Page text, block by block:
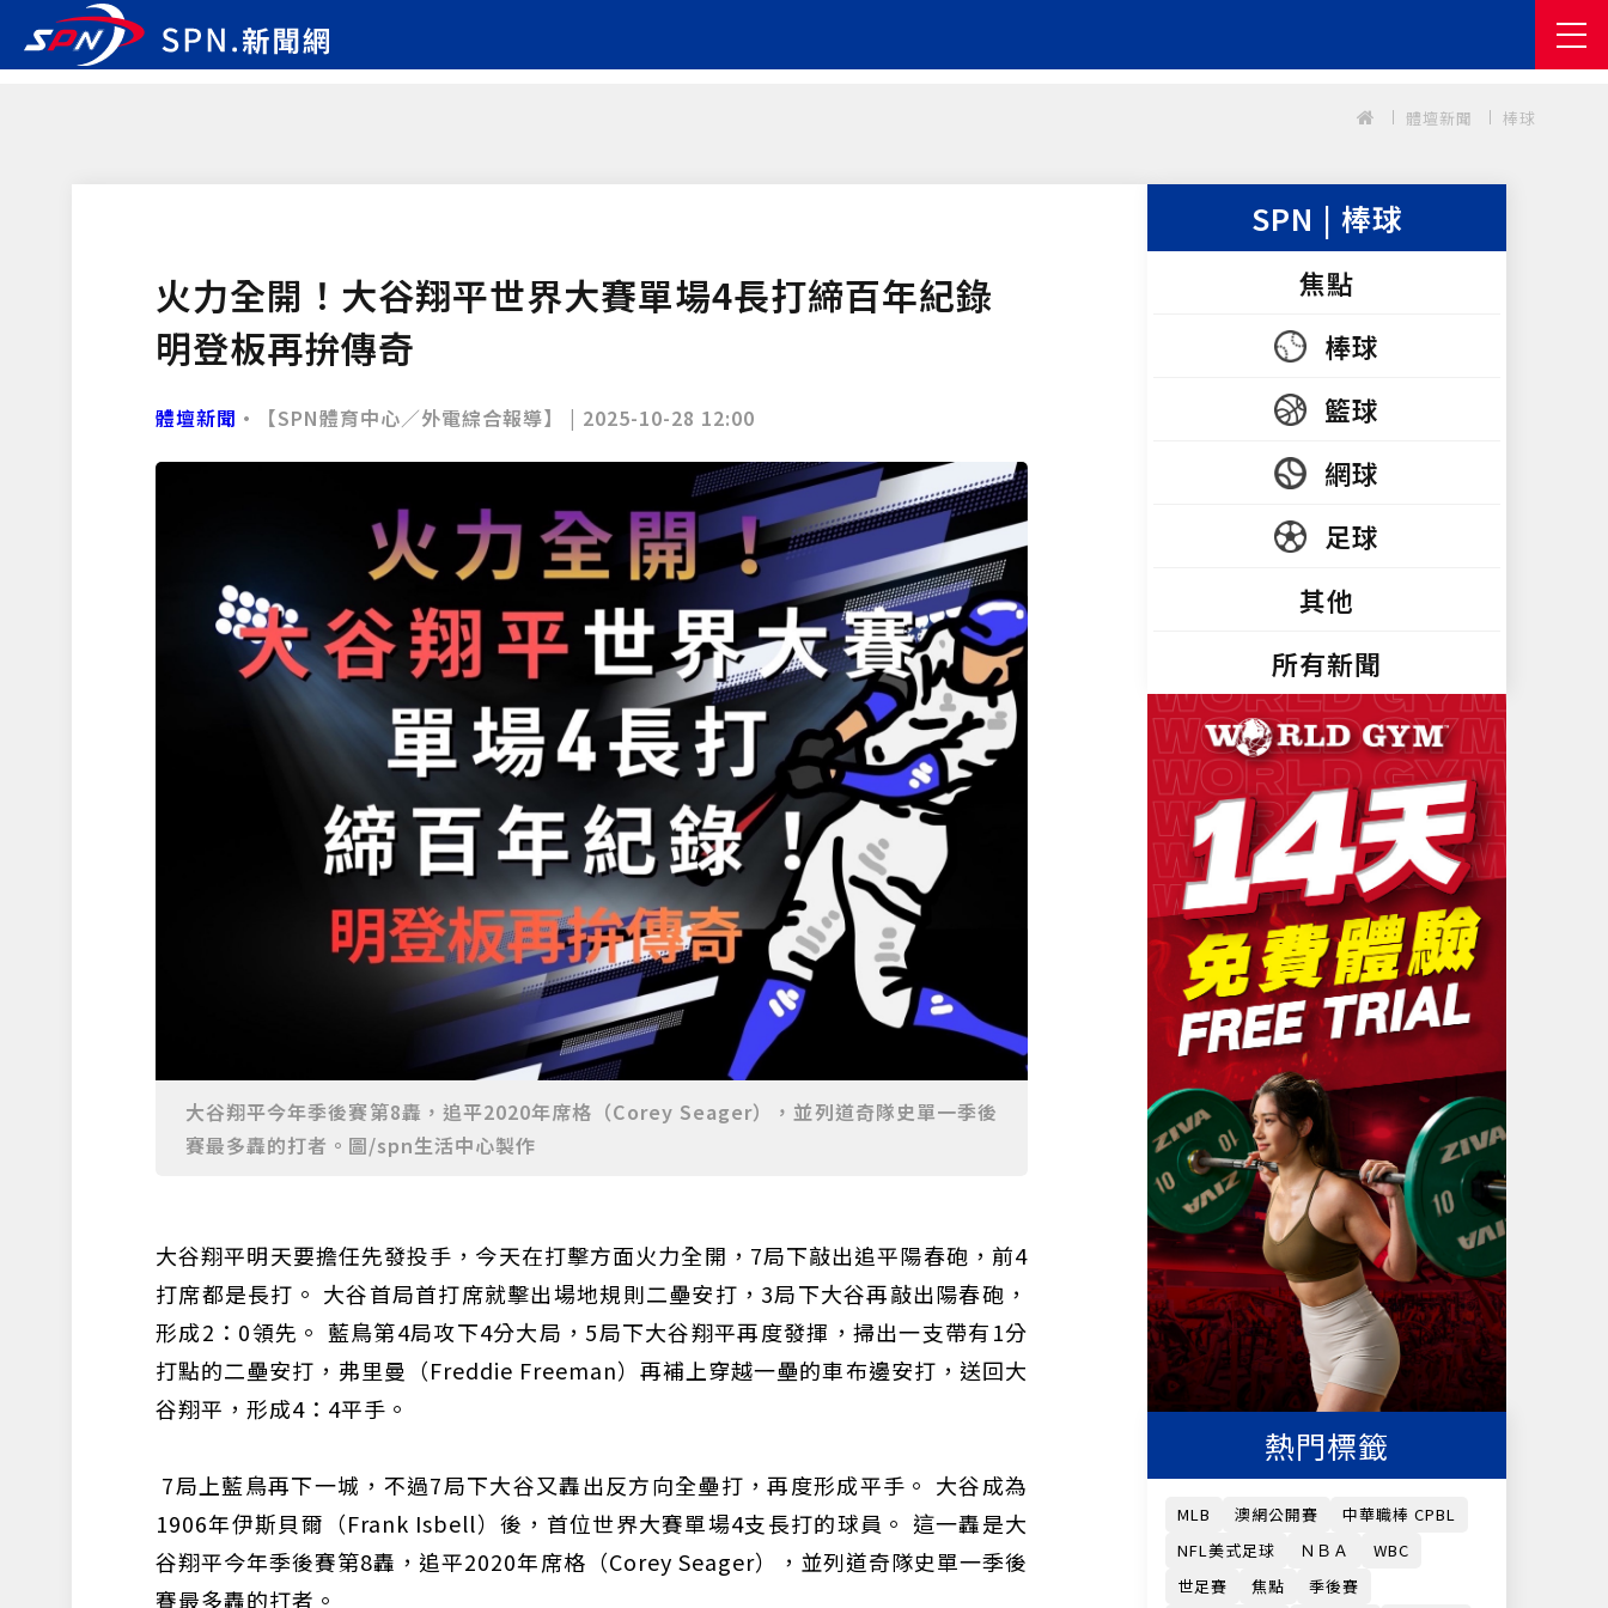
體壇新聞 棒球
火力全開！大谷翔平世界大賽單場4長打締百年紀錄
明登板再拚傳奇
體壇新聞 •【SPN體育中心／外電綜合報導】 | 2025-10-28 12:00
大谷翔平今年季後賽第8轟，追平2020年席格（Corey Seager），並列道奇隊史單一季後
賽最多轟的打者。圖/spn生活中心製作
大谷翔平明天要擔任先發投手，今天在打擊方面火力全開，7局下敲出追平陽春砲，前4
打席都是長打。 大谷首局首打席就擊出場地規則二壘安打，3局下大谷再敲出陽春砲，
形成2：0領先。 藍鳥第4局攻下4分大局，5局下大谷翔平再度發揮，掃出一支帶有1分
打點的二壘安打，弗里曼（Freddie Freeman）再補上穿越一壘的車布邊安打，送回大
谷翔平，形成4：4平手。
7局上藍鳥再下一城，不過7局下大谷又轟出反方向全壘打，再度形成平手。 大谷成為
1906年伊斯貝爾（Frank Isbell）後，首位世界大賽單場4支長打的球員。 這一轟是大
谷翔平今年季後賽第8轟，追平2020年席格（Corey Seager），並列道奇隊史單一季後
賽最多轟的打者。
SPN | 棒球
焦點
棒球
籃球
網球
足球
其他
所有新聞
熱門標籤
MLB 澳網公開賽
中華職棒 CPBL
NFL美式足球
ＮＢＡ
WBC
世足賽
焦點 季後賽